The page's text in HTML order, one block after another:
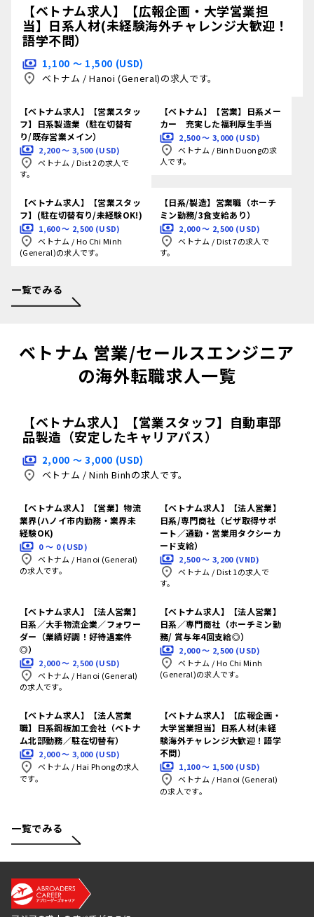
【ベトナム求人】【広報企画・大学営業担
当】日系人材(未経験海外チャレンジ大歓迎！
語学不問）
1,100 〜 1,500 (USD)
ベトナム /Hanoi (General)の求人です。
【ベトナム求人】【営業スタッ
フ】日系製造業（駐在切替有
り/既存営業メイン）
2,200 〜 3,500 (USD)
ベトナム /Dist 2の求人で
す。
【ベトナム】【営業】日系メー
カー 充実した福利厚生手当
2,500 〜 3,000 (USD)
ベトナム /Binh Duongの求
人です。
【ベトナム求人】【営業スタッ
フ】(駐在切替有り/未経験OK!)
1,600 〜 2,500 (USD)
ベトナム /Ho Chi Minh
(General)の求人です。
【日系/製造】営業職（ホーチ
ミン勤務/3食支給あり）
2,000 〜 2,500 (USD)
ベトナム /Dist 7の求人で
す。
一覧でみる
ベトナム 営業/セールスエンジニア
の海外転職求人一覧
【ベトナム求人】【営業スタッフ】自動車部
品製造（安定したキャリアパス）
2,000 〜 3,000 (USD)
ベトナム /Ninh Binhの求人です。
【ベトナム求人】【営業】物流
業界(ハノイ市内勤務・業界未
経験OK)
0 〜 0 (USD)
ベトナム /Hanoi (General)
の求人です。
【ベトナム求人】【法人営業】
日系/専門商社（ビザ取得サポ
ート／通勤・営業用タクシーカ
ード支給）
2,500 〜 3,200 (VND)
ベトナム /Dist 1の求人で
す。
【ベトナム求人】【法人営業】
日系／大手物流企業／フォワー
ダー（業績好調！好待遇案件
◎）
2,000 〜 2,500 (USD)
ベトナム /Hanoi (General)
の求人です。
【ベトナム求人】【法人営業】
日系／専門商社（ホーチミン勤
務/ 賞与年4回支給◎）
2,000 〜 2,500 (USD)
ベトナム /Ho Chi Minh
(General)の求人です。
【ベトナム求人】【法人営業
職】日系鋼板加工会社（ベトナ
ム北部勤務／駐在切替有）
2,000 〜 3,000 (USD)
ベトナム /Hai Phongの求人
です。
【ベトナム求人】【広報企画・
大学営業担当】日系人材(未経
験海外チャレンジ大歓迎！語学
不問）
1,100 〜 1,500 (USD)
ベトナム /Hanoi (General)
の求人です。
一覧でみる